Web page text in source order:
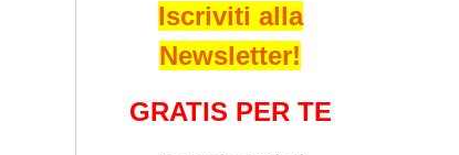
Iscriviti alla
Newsletter!
GRATIS PER TE